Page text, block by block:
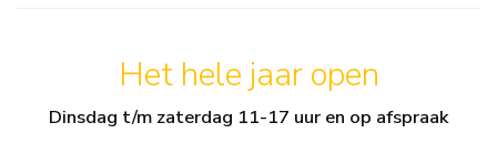
Het hele jaar open
Dinsdag t/m zaterdag 11-17 uur en op afspraak